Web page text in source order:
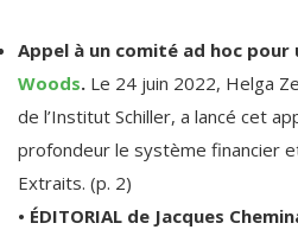
Appel à un comité ad hoc pour
Woods. Le 24 juin 2022, Helga
de l’Institut Schiller, a lancé cet
profondeur le système financier
Extraits. (p. 2)
• ÉDITORIAL de Jacques